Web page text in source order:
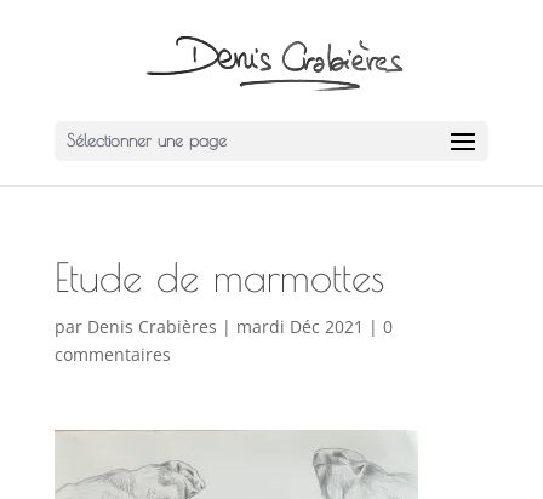
Sélectionner une page
Etude de marmottes
par Denis Crabières | mardi Déc 2021 | 0
commentaires